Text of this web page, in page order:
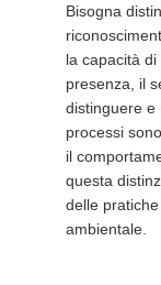
Bisogna
la capacità
presenza, il
distinguere e
processi
il
questa
delle
ambientale.